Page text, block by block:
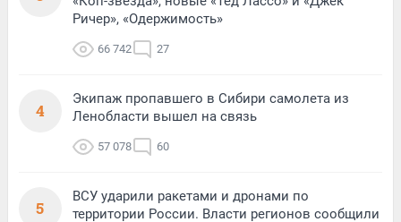
Ричер», «Одержимость»
66 742 27
4
Экипаж пропавшего в Сибири самолета из
Ленобласти вышел на связь
57 078 60
5
ВСУ ударили ракетами и дронами по
территории России. Власти регионов сообщили